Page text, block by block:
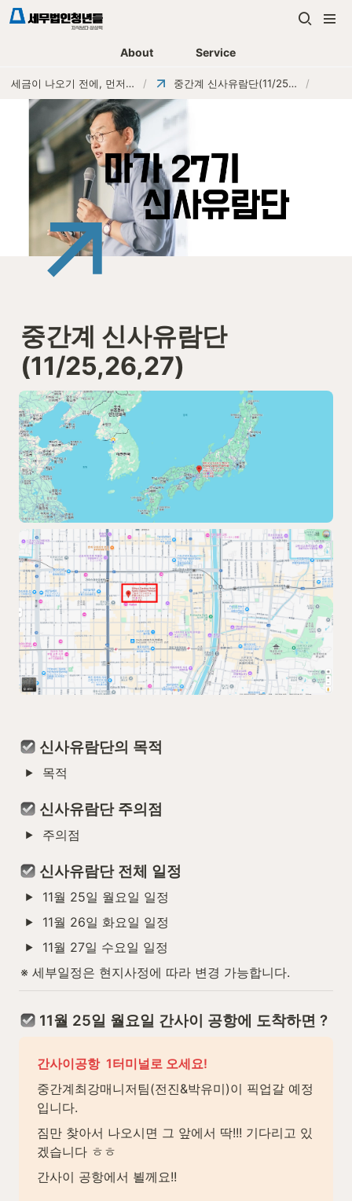
About Service
세금이 나오기 전에, 먼저 연락하는 세무법인 / 중간계 신사유람단(11/25,26,27) /
중간계 신사유람단
(11/25,26,27)
신사유람단의 목적
목적
신사유람단 주의점
주의점
신사유람단 전체 일정
11월 25일 월요일 일정
11월 26일 화요일 일정
11월 27일 수요일 일정
※ 세부일정은 현지사정에 따라 변경 가능합니다.
11월 25일 월요일 간사이 공항에 도착하면 ?
간사이공항  1터미널로 오세요!
중간계최강매니저팀(전진&박유미)이 픽업갈 예정
입니다.
짐만 찾아서 나오시면 그 앞에서 딱!!! 기다리고 있
겠습니다 ㅎㅎ
간사이 공항에서 뵐께요!!